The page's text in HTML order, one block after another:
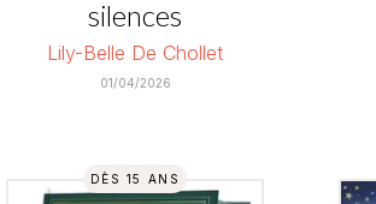
silences
Lily-Belle De Chollet
01/04/2026
DÈS 15 ANS